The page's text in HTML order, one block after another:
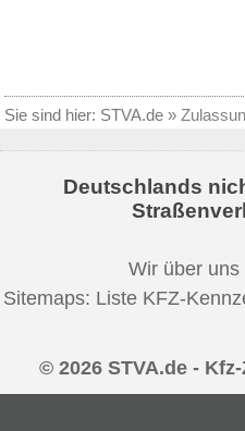
Sie sind hier: STVA.de »
Deutschlands
Wir über uns
Sitemaps: Liste KFZ-
© 2026 STVA.de -